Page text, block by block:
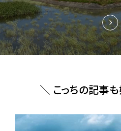
＼ こっちの記事